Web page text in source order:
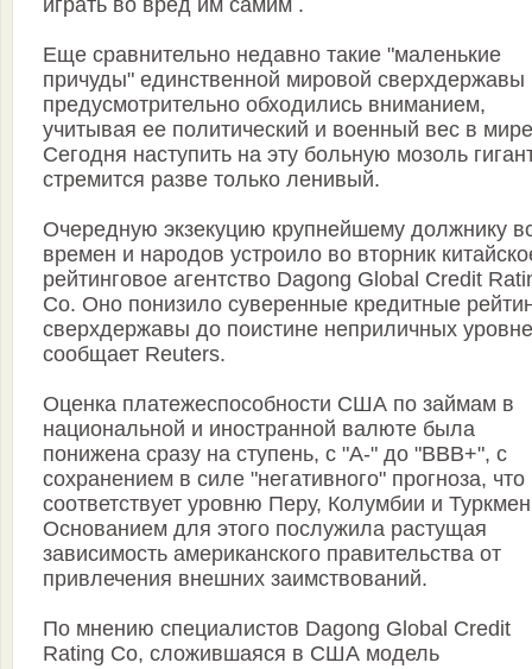
играть во вред им самим .
Еще сравнительно недавно такие "маленькие
причуды" единственной мировой сверхдержавы
предусмотрительно обходились вниманием,
учитывая ее политический и военный вес в
Сегодня наступить на эту больную мозоль
стремится разве только ленивый.
Очередную экзекуцию крупнейшему должнику
времен и народов устроило во вторник
рейтинговое агентство Dagong Global Credit
Co. Оно понизило суверенные кредитные
сверхдержавы до поистине неприличных
сообщает Reuters.
Оценка платежеспособности США по займам в
национальной и иностранной валюте была
понижена сразу на ступень, с "A-" до "BBB+", с
сохранением в силе "негативного" прогноза, что
соответствует уровню Перу, Колумбии и
Основанием для этого послужила растущая
зависимость американского правительства от
привлечения внешних заимствований.
По мнению специалистов Dagong Global Credit
Rating Co, сложившаяся в США модель